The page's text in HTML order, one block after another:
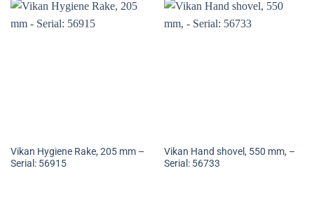
Vikan Hygiene Rake, 205 mm –
Serial: 56915
Vikan Hand shovel, 550 mm, –
Serial: 56733